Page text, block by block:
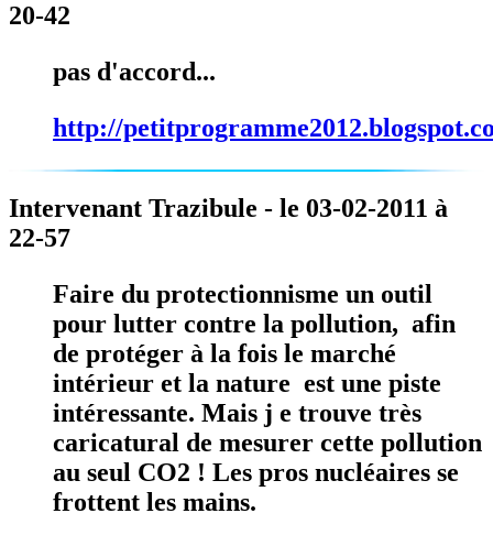
20-42
pas d'accord...
http://
Intervenant Trazibule - le 03-02-2011 à
22-57
Faire du protectionnisme un outil
pour lutter contre la pollution, afin
de protéger à la fois le marché
intérieur et la nature est une piste
intéressante. Mais j e trouve très
caricatural de mesurer cette pollution
au seul CO2 ! Les pros nucléaires se
frottent les mains.